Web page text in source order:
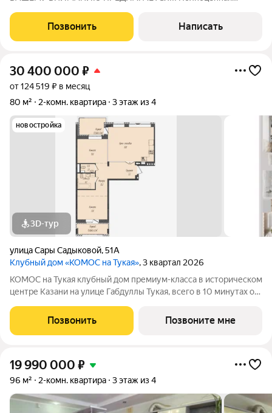
въезжаете и сразу создаете интерьер мечты. Качественная
предчистовая отделка. Стены и полы выровнены
Позвонить Написать
30 400 000 ₽
от 124 519 ₽ в месяц
80 м²
2-комн. квартира 3 этаж из 4
новостройка
3D-тур
улица Сары Садыковой,51А
Клубный дом «КОМОС на Тукая», 3 квартал 2026
КОМОС на Тукая клубный дом премиум-класса в историческом
центре Казани на улице Габдуллы Тукая, всего в 10 минутах от
продаже предлагается двухкомнатная квартира свободной
планировки.
Позвонить Позвоните мне
19 990 000 ₽
96 м² 2-комн. квартира 3 этаж из 4